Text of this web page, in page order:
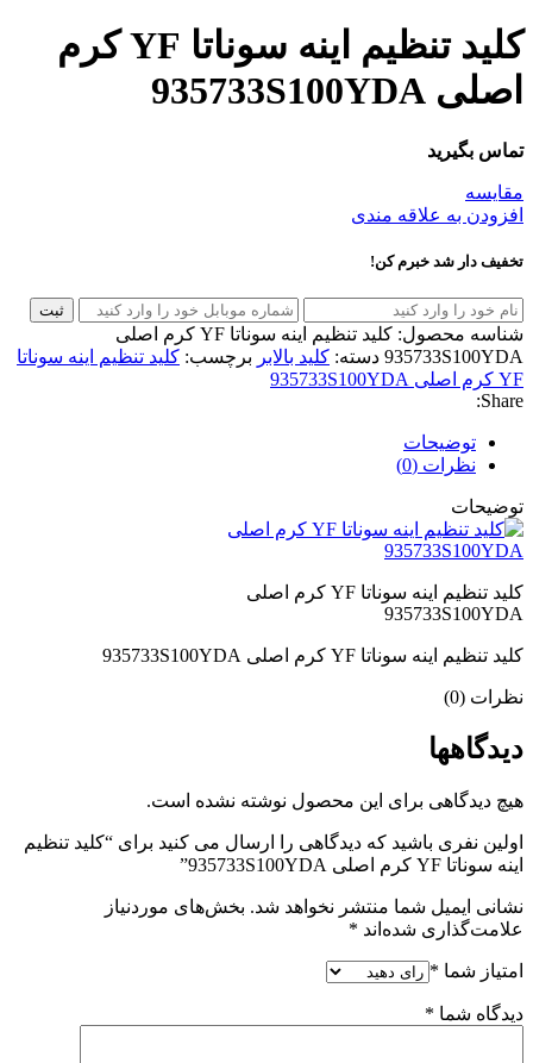
کلید تنظیم اینه سوناتا YF کرم
اصلی 935733S100YDA
تماس بگیرید
مقایسه
افزودن به علاقه مندی
تخفیف دار شد خبرم کن!
ثبت
شناسه محصول:
کلید تنظیم اینه سوناتا YF کرم اصلی
935733S100YDA دسته: کلید بالابر برچسب: کلید تنظیم اینه سوناتا
YF کرم اصلی 935733S100YDA
Share:
توضیحات
نظرات (0)
توضیحات
کلید تنظیم اینه سوناتا YF کرم اصلی
935733S100YDA
کلید تنظیم اینه سوناتا YF کرم اصلی 935733S100YDA
نظرات (0)
دیدگاهها
هیچ دیدگاهی برای این محصول نوشته نشده است.
اولین نفری باشید که دیدگاهی را ارسال می کنید برای “کلید تنظیم
اینه سوناتا YF کرم اصلی 935733S100YDA”
نشانی ایمیل شما منتشر نخواهد شد. بخش‌های موردنیاز
علامت‌گذاری شده‌اند *
امتیاز شما *
دیدگاه شما *